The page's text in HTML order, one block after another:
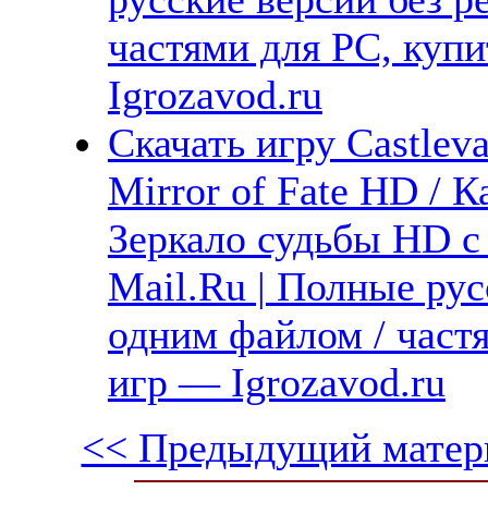
частями для PC,
Igrozavod.ru
Скачать игру
Mirror of Fate HD /
Зеркало судьбы HD
Mail.Ru | Полные
одним файлом /
игр — Igrozavod.ru
<< Предыдущий